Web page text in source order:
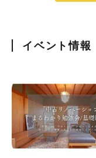
イベント情報